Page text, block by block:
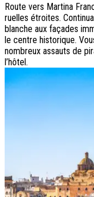
Route vers Martina
ruelles étroites.
blanche aux façades
le centre historique.
nombreux assauts de
l’hôtel.